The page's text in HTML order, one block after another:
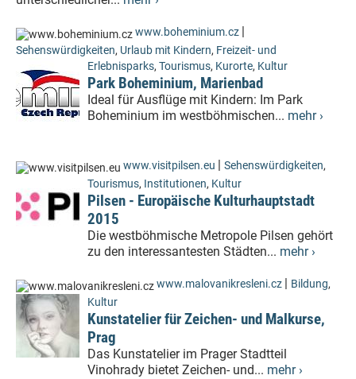
www.boheminium.cz |
Sehenswürdigkeiten, Urlaub mit Kindern, Freizeit- und
Erlebnisparks, Tourismus, Kurorte, Kultur
Park Boheminium, Marienbad
Ideal für Ausflüge mit Kindern: Im Park
Boheminium im westböhmischen... mehr ›
www.visitpilsen.eu | Sehenswürdigkeiten,
Tourismus, Institutionen, Kultur
Pilsen - Europäische Kulturhauptstadt
2015
Die westböhmische Metropole Pilsen gehört
zu den interessantesten Städten... mehr ›
www.malovanikresleni.cz | Bildung,
Kultur
Kunstatelier für Zeichen- und Malkurse,
Prag
Das Kunstatelier im Prager Stadtteil
Vinohrady bietet Zeichen- und... mehr ›